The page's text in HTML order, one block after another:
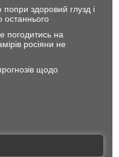
здоровий глузд і
останнього
погодитись на
росіяни не
щодо